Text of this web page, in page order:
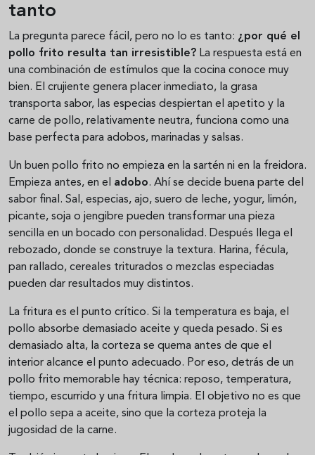
tanto
La pregunta parece fácil, pero no lo es tanto: ¿por qué el
pollo frito resulta tan irresistible? La respuesta está en
una combinación de estímulos que la cocina conoce muy
bien. El crujiente genera placer inmediato, la grasa
transporta sabor, las especias despiertan el apetito y la
carne de pollo, relativamente neutra, funciona como una
base perfecta para adobos, marinadas y salsas.
Un buen pollo frito no empieza en la sartén ni en la freidora.
Empieza antes, en el adobo. Ahí se decide buena parte del
sabor final. Sal, especias, ajo, suero de leche, yogur, limón,
picante, soja o jengibre pueden transformar una pieza
sencilla en un bocado con personalidad. Después llega el
rebozado, donde se construye la textura. Harina, fécula,
pan rallado, cereales triturados o mezclas especiadas
pueden dar resultados muy distintos.
La fritura es el punto crítico. Si la temperatura es baja, el
pollo absorbe demasiado aceite y queda pesado. Si es
demasiado alta, la corteza se quema antes de que el
interior alcance el punto adecuado. Por eso, detrás de un
pollo frito memorable hay técnica: reposo, temperatura,
tiempo, escurrido y una fritura limpia. El objetivo no es que
el pollo sepa a aceite, sino que la corteza proteja la
jugosidad de la carne.